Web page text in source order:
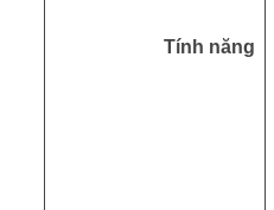
Tính năng